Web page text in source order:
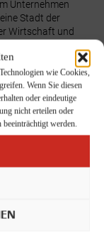
wie Cookies,
Wenn Sie diesen
oder eindeutige
nicht erteilen oder
werden.
Unternehmen
Stadt der
Wirtschaft und
es ein privater